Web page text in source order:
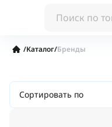
/Каталог/Бренды
Сортировать по